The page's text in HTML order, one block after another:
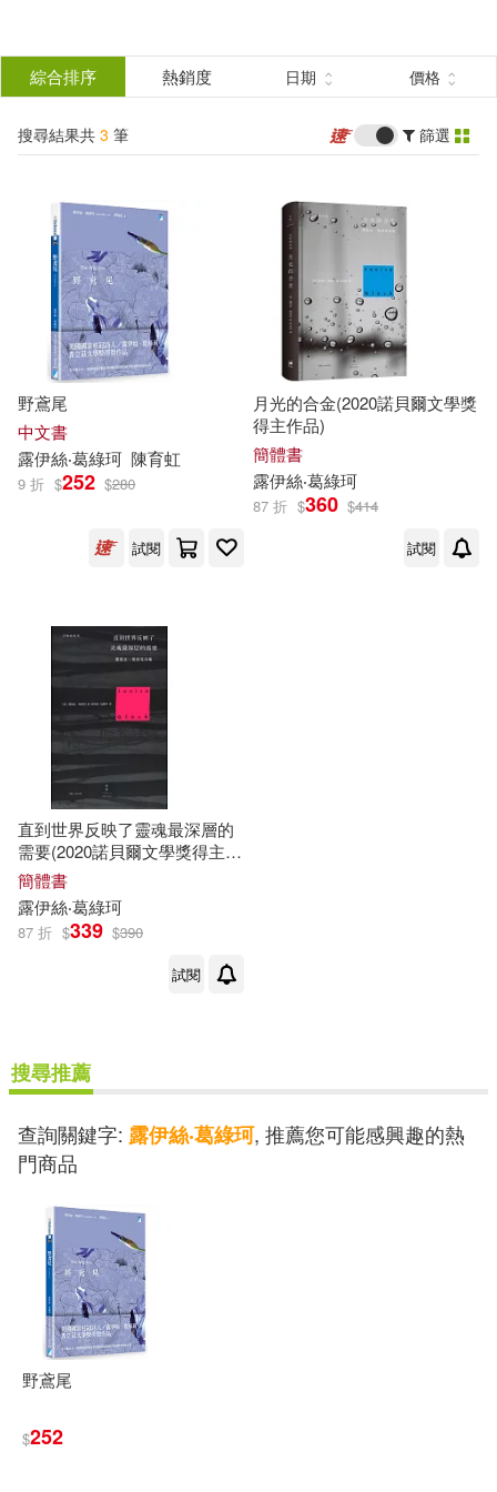
結
分類 (單選)
所有商品(3) 圖書(3)
作者 (可複選)
露伊絲‧葛綠珂(3)
出版社 (可複選)
配送方式 (可複選)
可超商取貨(3)
可港澳店取(3)
可新加坡店取(3)
可菲律賓店取(3)
其他 (可複選)
現在可購買商品(1)
價格
範圍
綜合排序 熱銷度 日期 價格
搜尋結果共 3 筆 篩選
野鳶尾
中文書
露伊絲‧葛綠珂 陳育虹
9 折 $252 $280
試閱
月光的合金(2020諾貝爾文學獎
得主作品)
簡體書
露伊絲‧葛綠珂
87 折 $360 $414
試閱
直到世界反映了靈魂最深層的
需要(2020諾貝爾文學獎得主作
品)
簡體書
露伊絲‧葛綠珂
87 折 $339 $390
試閱
搜尋推薦
查詢關鍵字: 露伊絲‧葛綠珂, 推薦您可能感興趣的熱
門商品
野鳶尾
$252